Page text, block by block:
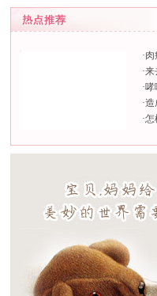
·肉
·来
·哮
·造
·怎